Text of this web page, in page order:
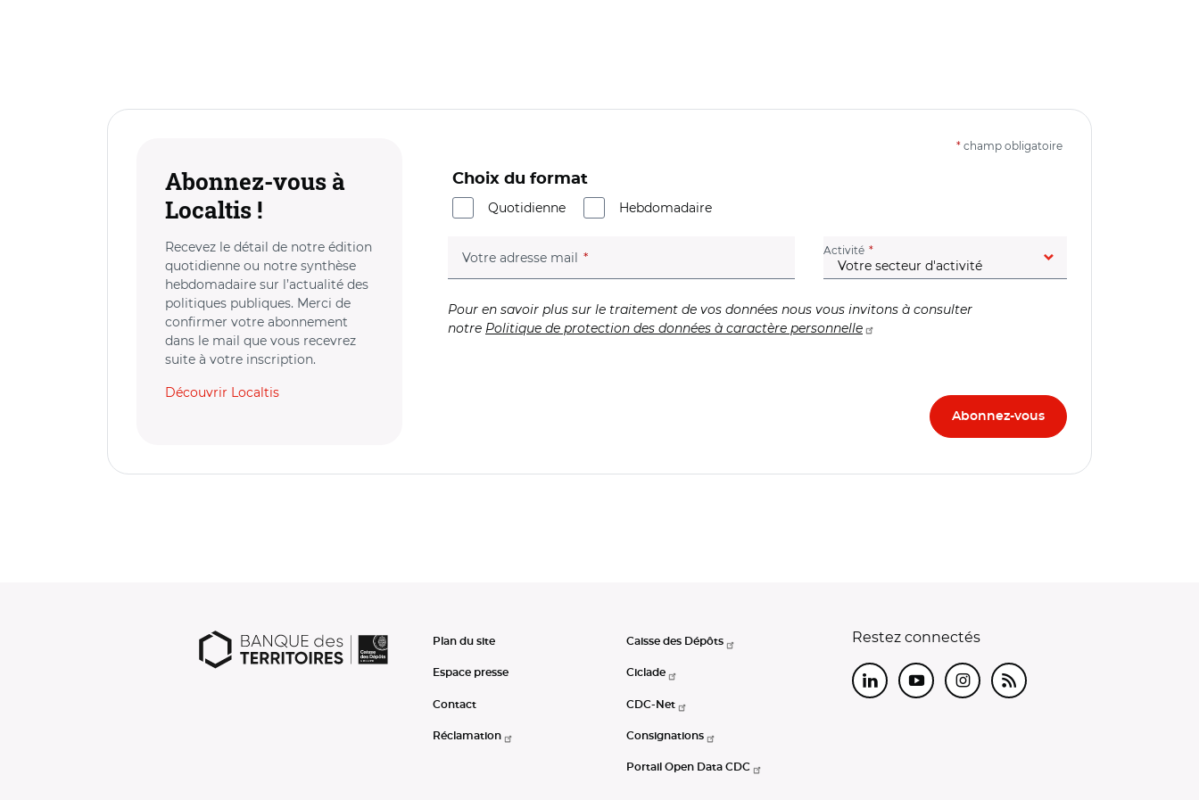
Abonnez-vous à
Localtis !
Recevez le détail de notre édition
quotidienne ou notre synthèse
hebdomadaire sur l’actualité des
politiques publiques. Merci de
confirmer votre abonnement
dans le mail que vous recevrez
suite à votre inscription.
Découvrir Localtis
* champ obligatoire
Choix du format
Quotidienne
Hebdomadaire
Votre adresse mail (champ obligatoire) Activité (champ obligatoire)
Pour en savoir plus sur le traitement de vos données nous vous invitons à consulter
notre Politique de protection des données à caractère personnelle
Plan du site
Espace presse
Contact
Réclamation
Caisse des Dépôts
Ciclade
CDC-Net
Consignations
Portail Open Data CDC
Restez connectés
LinkedInYoutubeInstagram
RSS